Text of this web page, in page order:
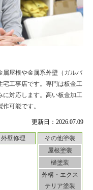
更新日：2026.07.09
外壁修理
その他塗装
屋根塗装
樋塗装
外構・エクス
テリア塗装
属屋根や金属系外壁（ガルバ
宅工事店です。専門は板金工
に対応します。高い板金加工
可能です。